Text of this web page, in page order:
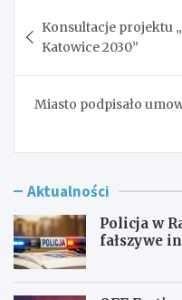
wpisu
Konsultacje projektu
Katowice 2030”
Miasto podpisało
Aktualności
Policja w
fałszywe